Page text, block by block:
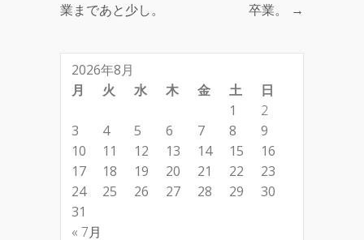
業まであと少し。
卒業。
→
2026年8月
月
火 水 木 金 土 日
« 7月
1
2
3
4 5 6 7 8
9
10
11 12 13 14 15
16
17
18 19 20 21 22
23
24
25 26 27 28 29
30
31